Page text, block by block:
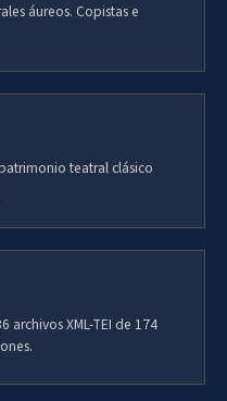
áureos. Copistas e
teatral clásico
archivos XML-TEI de 174